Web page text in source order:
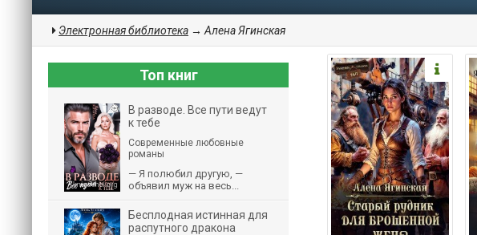
Электронная библиотека → Алена Ягинская
Топ книг
В разводе. Все пути ведут
к тебе
Современные любовные
романы
— Я полюбил другую, —
объявил муж на весь...
Бесплодная истинная для
распутного дракона